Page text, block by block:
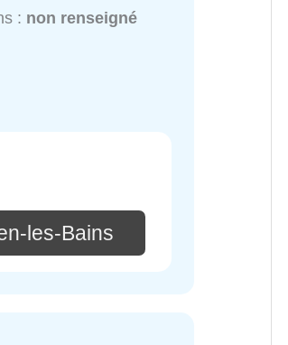
: non renseigné
les-Bains